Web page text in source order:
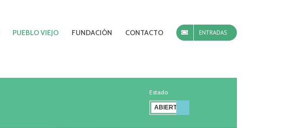
PUEBLO VIEJO FUNDACIÓN CONTACTO ENTRADAS
Estado